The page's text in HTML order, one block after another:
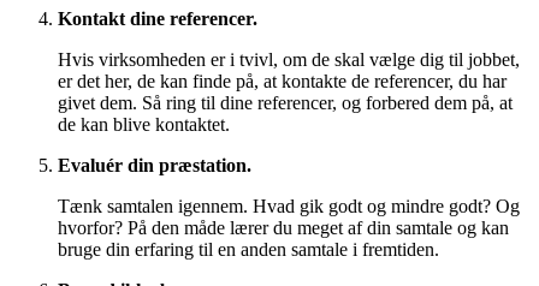
Kontakt dine referencer.
Hvis virksomheden er i tvivl, om de skal vælge dig til jobbet,
er det her, de kan finde på, at kontakte de referencer, du har
givet dem. Så ring til dine referencer, og forbered dem på, at
de kan blive kontaktet.
Evaluér din præstation.
Tænk samtalen igennem. Hvad gik godt og mindre godt? Og
hvorfor? På den måde lærer du meget af din samtale og kan
bruge din erfaring til en anden samtale i fremtiden.